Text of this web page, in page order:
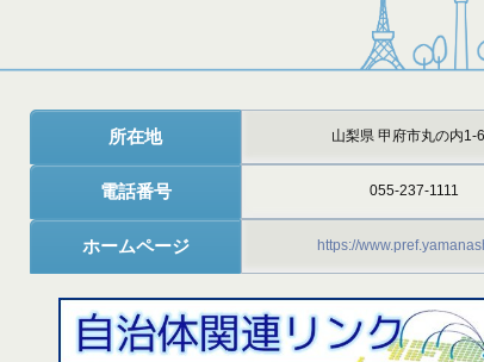
所在地 山梨県 甲府市丸の内1-
電話番号 055-237-1111
ホームページ https://